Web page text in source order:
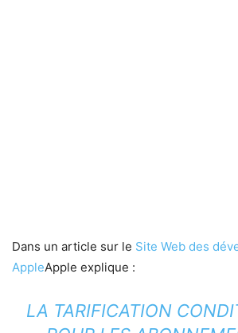
Dans un article sur le Site Web des
AppleApple explique :
LA TARIFICATION